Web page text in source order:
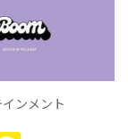
インメン ト